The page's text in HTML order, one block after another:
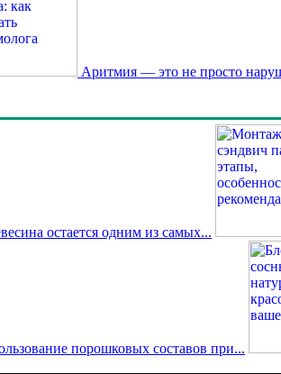
Аритмия — это не просто
остается одним из самых...
порошковых составов при...